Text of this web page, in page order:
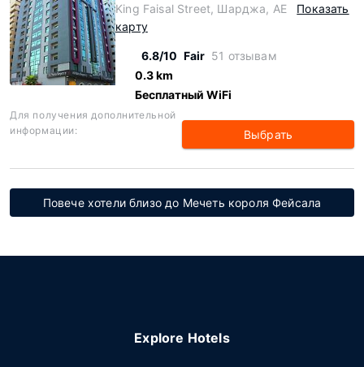
King Faisal Street, Шарджа, AE
Показать
карту
6.8/10 Fair 51 отзывам
0.3 km
Бесплатный WiFi
Для получения дополнительной
информации:
Выбрать
Повече хотели близо до Мечеть короля Фейсала
Explore Hotels